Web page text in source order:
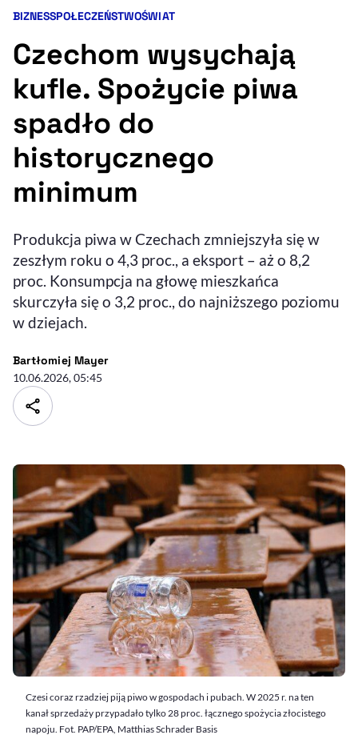
Resetuj opcje
Ułatwienia dostępności wspierają:
Sprawdź, jak i dlaczego zwiększamy dostępność, otwiera się w nowym
Deklaracja dostępności , otwiera się w nowym oknie
Zgłoś problem
, otwiera się w
Kategorie artykułu:
BIZNESSPOŁECZEŃSTWOŚWIAT
Czechom wysychają
kufle. Spożycie piwa
spadło do
historycznego
minimum
Produkcja piwa w Czechach zmniejszyła się w
zeszłym roku o 4,3 proc., a eksport – aż o 8,2
proc. Konsumpcja na głowę mieszkańca
skurczyła się o 3,2 proc., do najniższego poziomu
w dziejach.
Bartłomiej Mayer- autor artykułu - profil
10.06.2026, 05:45
Czesi coraz rzadziej piją piwo w gospodach i pubach. W 2025 r. na ten
kanał sprzedaży przypadało tylko 28 proc. łącznego spożycia złocistego
napoju. Fot. PAP/EPA, Matthias Schrader Basis